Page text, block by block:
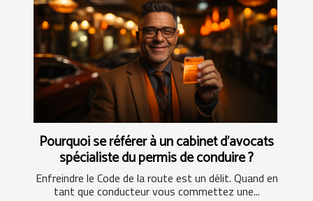
Pourquoi se référer à un cabinet d'avocats
spécialiste du permis de conduire ?
Enfreindre le Code de la route est un délit. Quand en
tant que conducteur vous commettez une...